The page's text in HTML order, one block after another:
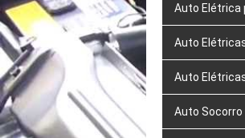
Auto Elétrica
Auto
Auto
Auto Socorro